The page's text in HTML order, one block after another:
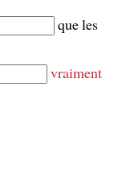
que les
vraiment